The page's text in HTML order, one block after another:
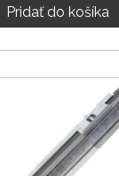
Pridať do košíka